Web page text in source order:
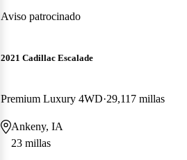
Aviso patrocinado
2021 Cadillac Escalade
Premium Luxury 4WD 29,117 millas
Ankeny, IA
23 millas